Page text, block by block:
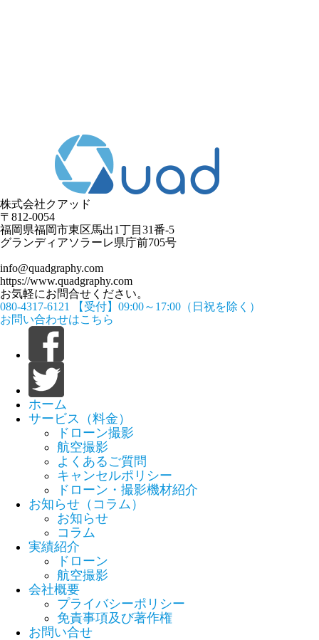
株式会社クアッド
〒812-0054
​福岡県福岡市東区馬出1丁目31番-5
グランディアソラーレ県庁前705号
info@quadgraphy.com
https://www.quadgraphy.com
お気軽にお問合せください。
080-4317-6121
【受付】09:00～17:00（日祝を除く）
お問い合わせはこちら
ホーム
サービス（料金）
ドローン撮影
航空撮影
よくあるご質問
キャンセルポリシー
ドローン・撮影機材紹介
お知らせ（コラム）
お知らせ
コラム
実績紹介
ドローン
航空撮影
会社概要
プライバシーポリシー
免責事項及び著作権
お問い合せ